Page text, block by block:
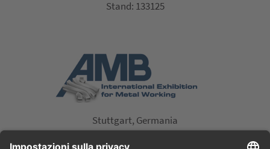
Stand: 133125
Stuttgart, Germania